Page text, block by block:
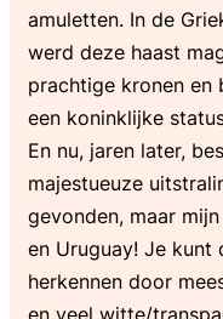
amuletten. In de
werd deze haast
prachtige kronen en
een koninklijke
En nu, jaren later,
majestueuze
gevonden, maar
en Uruguay! Je kunt
herkennen door
en veel witte/